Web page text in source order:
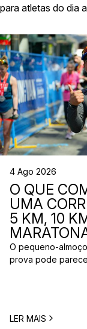
para atletas do dia
4 Ago 2026
O QUE
UMA
5 KM, 10
O pequeno-
prova pode
corredores: o que
LER MAIS